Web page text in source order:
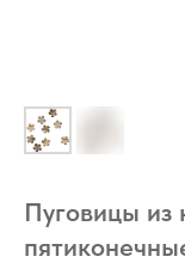
Пуговицы из